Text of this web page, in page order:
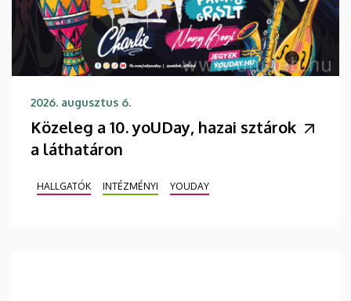
2026. augusztus 6.
Közeleg a 10. yoUDay, hazai sztárok
a láthatáron
HALLGATÓK INTÉZMÉNYI YOUDAY